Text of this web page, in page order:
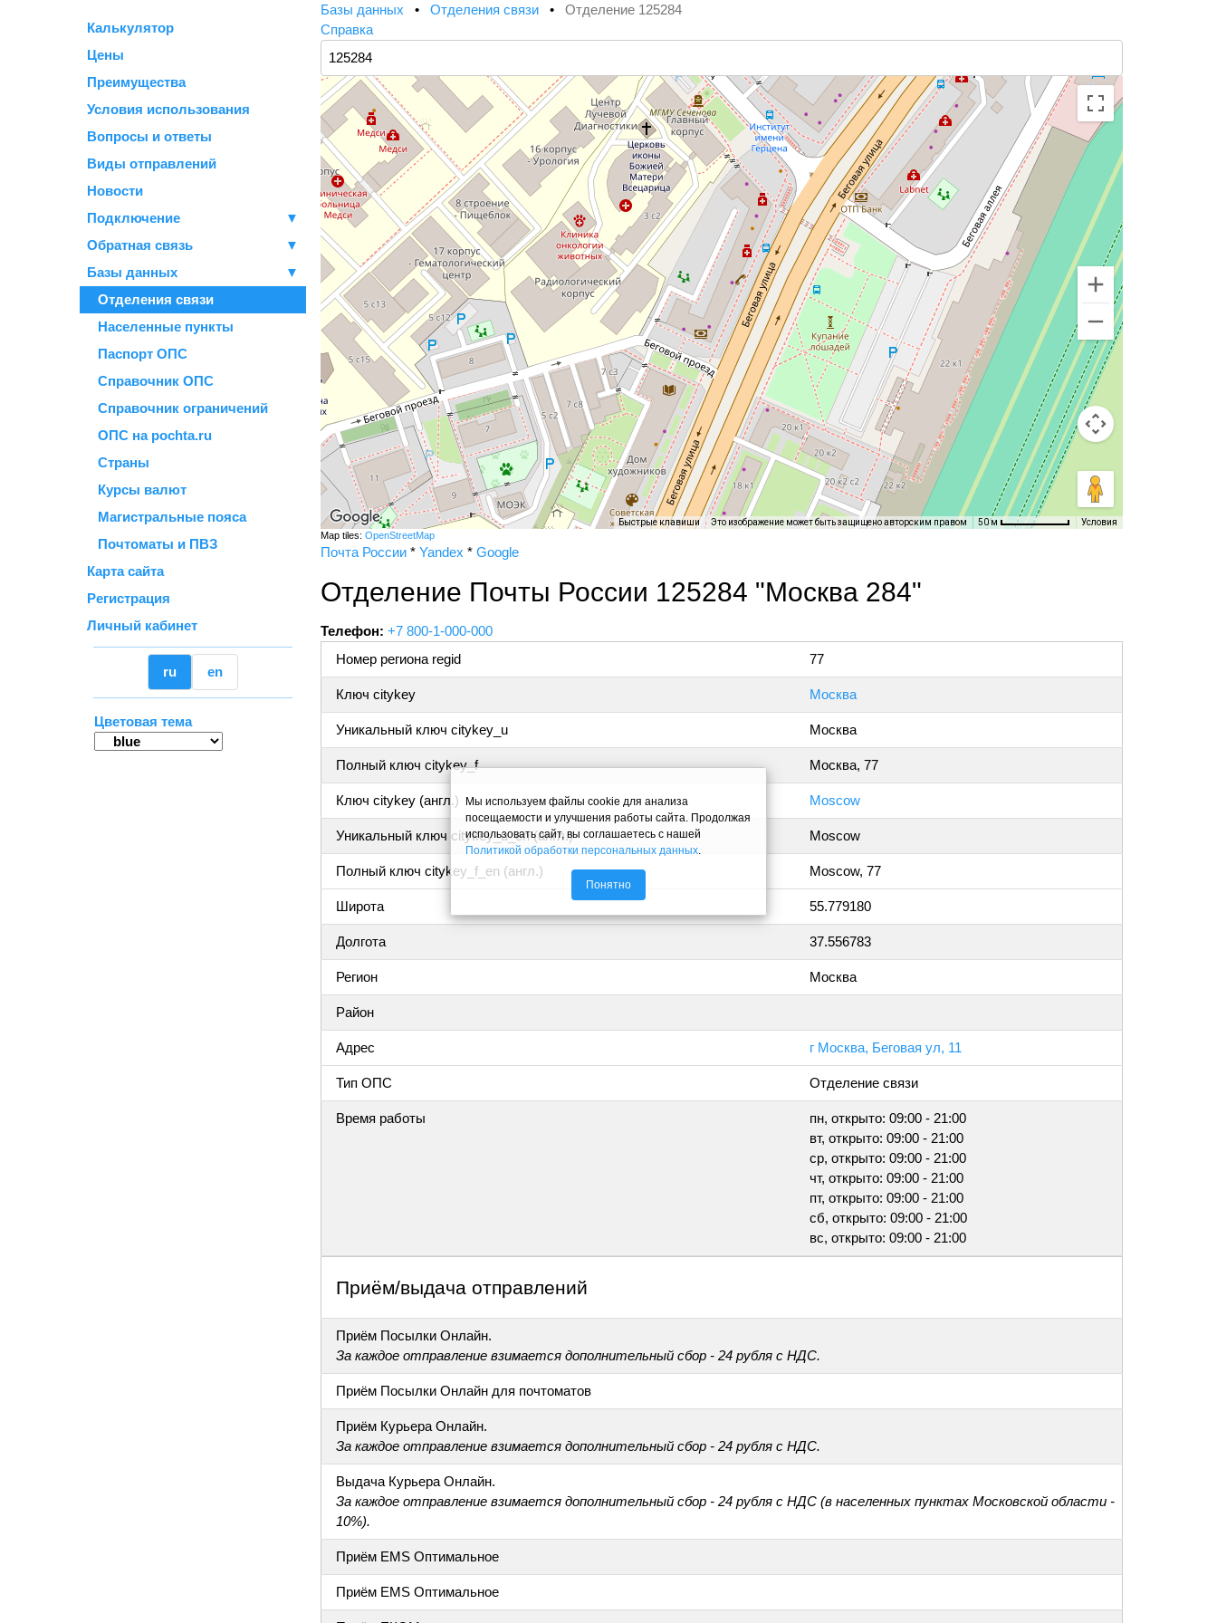
Калькулятор
Цены
Преимущества
Условия использования
Вопросы и ответы
Виды отправлений
Новости
Подключение
▼
Обратная связь
▼
Базы данных
▼
Отделения связи
Населенные пункты
Паспорт ОПС
Справочник ОПС
Справочник ограничений
ОПС на pochta.ru
Страны
Курсы валют
Магистральные пояса
Почтоматы и ПВЗ
Карта сайта
Регистрация
Личный кабинет
ru en
Цветовая тема
Базы данных • Отделения связи • Отделение 125284
Справка
Быстрые клавиши Это изображение может быть защищено авторским правом 50 м Условия
Map tiles: OpenStreetMap
Почта России * Yandex * Google
Отделение Почты России 125284 "Москва 284"
Телефон: +7 800-1-000-000
Номер региона regid
77
Ключ citykey Москва
Уникальный ключ citykey_u Москва
Полный ключ citykey_f Москва, 77
Ключ citykey (англ.) Moscow
Уникальный ключ citykey_u_en (англ.) Moscow
Полный ключ citykey_f_en (англ.) Moscow, 77
Широта 55.779180
Долгота 37.556783
Регион Москва
Район
Адрес г Москва, Беговая ул, 11
Тип ОПС Отделение связи
Время работы
пн, открыто: 09:00 - 21:00
вт, открыто: 09:00 - 21:00
ср, открыто: 09:00 - 21:00
чт, открыто: 09:00 - 21:00
пт, открыто: 09:00 - 21:00
сб, открыто: 09:00 - 21:00
вс, открыто: 09:00 - 21:00
Приём/выдача отправлений
Приём Посылки Онлайн.
За каждое отправление взимается дополнительный сбор - 24 рубля с НДС.
Приём Посылки Онлайн для почтоматов
Приём Курьера Онлайн.
За каждое отправление взимается дополнительный сбор - 24 рубля с НДС.
Выдача Курьера Онлайн.
За каждое отправление взимается дополнительный сбор - 24 рубля с НДС (в населенных пунктах Московской области -
10%).
Приём EMS Оптимальное
Приём EMS Оптимальное
Мы используем файлы cookie для анализа
посещаемости и улучшения работы сайта. Продолжая
использовать сайт, вы соглашаетесь с нашей
Политикой обработки персональных данных
Понятно